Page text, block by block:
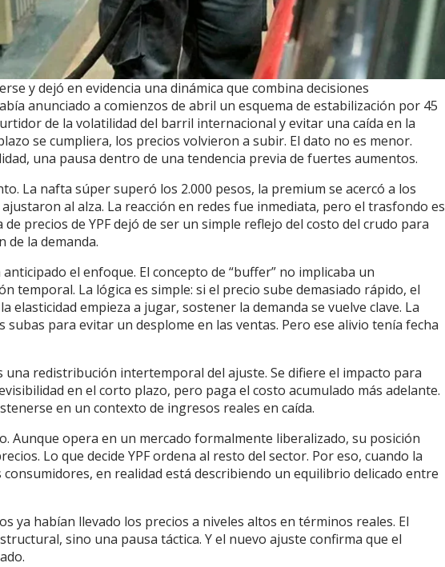
y dejó en evidencia una dinámica que combina decisiones
anunciado a comienzos de abril un esquema de estabilización por 45
de la volatilidad del barril internacional y evitar una caída en la
se cumpliera, los precios volvieron a subir. El dato no es menor.
una pausa dentro de una tendencia previa de fuertes aumentos.
La nafta súper superó los 2.000 pesos, la premium se acercó a los
al alza. La reacción en redes fue inmediata, pero el trasfondo es
precios de YPF dejó de ser un simple reflejo del costo del crudo para
la demanda.
el enfoque. El concepto de “buffer” no implicaba un
temporal. La lógica es simple: si el precio sube demasiado rápido, el
elasticidad empieza a jugar, sostener la demanda se vuelve clave. La
para evitar un desplome en las ventas. Pero ese alivio tenía fecha
redistribución intertemporal del ajuste. Se difiere el impacto para
en el corto plazo, pero paga el costo acumulado más adelante.
en un contexto de ingresos reales en caída.
Aunque opera en un mercado formalmente liberalizado, su posición
Lo que decide YPF ordena al resto del sector. Por eso, cuando la
consumidores, en realidad está describiendo un equilibrio delicado entre
ya habían llevado los precios a niveles altos en términos reales. El
sino una pausa táctica. Y el nuevo ajuste confirma que el